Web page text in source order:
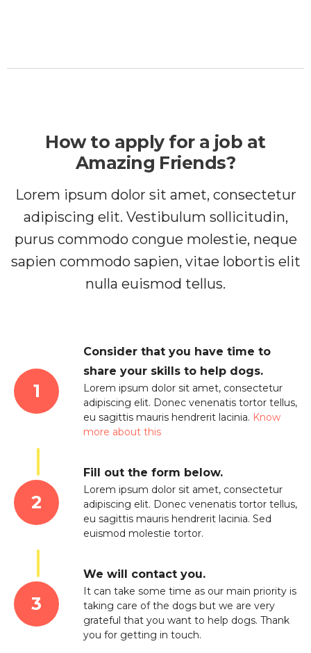
How to apply for a job at
Amazing Friends?
Lorem ipsum dolor sit amet, consectetur
adipiscing elit. Vestibulum sollicitudin,
purus commodo congue molestie, neque
sapien commodo sapien, vitae lobortis elit
nulla euismod tellus.
Consider that you have time to
share your skills to help dogs.
Lorem ipsum dolor sit amet, consectetur
adipiscing elit. Donec venenatis tortor tellus,
eu sagittis mauris hendrerit lacinia. Know
more about this
Fill out the form below.
Lorem ipsum dolor sit amet, consectetur
adipiscing elit. Donec venenatis tortor tellus,
eu sagittis mauris hendrerit lacinia. Sed
euismod molestie tortor.
We will contact you.
It can take some time as our main priority is
taking care of the dogs but we are very
grateful that you want to help dogs. Thank
you for getting in touch.